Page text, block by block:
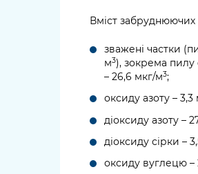
Вміст
зважені частки
м3), зокрема пилу
– 26,6 мкг/м3;
оксиду азоту – 3,3
діоксиду азоту –
діоксиду сірки –
оксиду вуглецю –